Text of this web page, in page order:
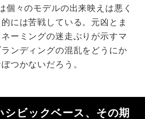
個々のモデルの出来映えは悪く
には苦戦している。元凶とま
ーミングの迷走ぶりが示すマ
ンディングの混乱をどうにか
つかないだろう。
シビックベース、その期